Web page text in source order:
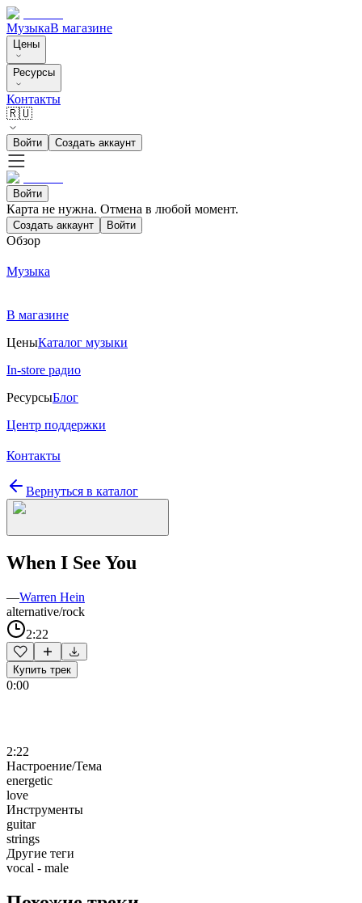
МузыкаВ магазине
Цены
Ресурсы
Контакты
🇷🇺
Войти Создать аккаунт
Войти
Карта не нужна. Отмена в любой момент.
Создать аккаунт Войти
Обзор
Музыка
В магазине
ЦеныКаталог музыки
In-store радио
РесурсыБлог
Центр поддержки
Контакты
Вернуться в каталог
When I See You
—Warren Hein
alternative/rock
2:22
Купить трек
0:00
2:22
Настроение/Тема
energetic
love
Инструменты
guitar
strings
Другие теги
vocal - male